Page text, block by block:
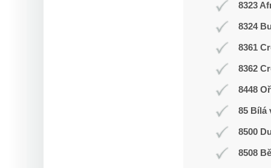
8323
8324
8361
8362
8448
85 Bílá
8500
8508